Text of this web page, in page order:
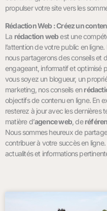
propulser votre site vers les
Rédaction Web : Créez un
La rédaction webest une
l’attention de votre public en
nous partagerons des conseils et
engageant, informatif et optimisé
vous soyez un blogueur, un
marketing, nos conseils en
objectifs de contenu en ligne. En
resterez à jour avec les dernières
matière d’agence web , de
Nous sommes heureux de
contribuer à votre succès en
actualités et informations